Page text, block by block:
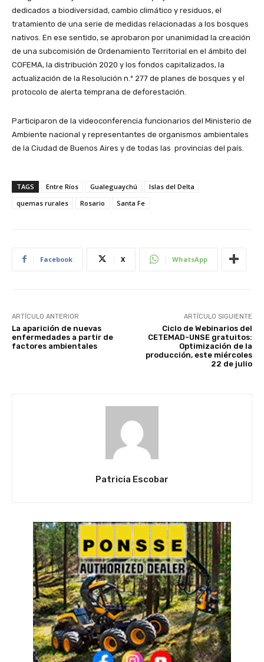
dedicados a biodiversidad, cambio climático y residuos, el
tratamiento de una serie de medidas relacionadas a los bosques
nativos. En ese sentido, se aprobaron por unanimidad la creación
de una subcomisión de Ordenamiento Territorial en el ámbito del
COFEMA, la distribución 2020 y los fondos capitalizados, la
actualización de la Resolución n.º 277 de planes de bosques y el
protocolo de alerta temprana de deforestación.
Participaron de la videoconferencia funcionarios del Ministerio de
Ambiente nacional y representantes de organismos ambientales
de la Ciudad de Buenos Aires y de todas las provincias del país.
TAGS Entre Ríos Gualeguaychú
Islas del Delta
quemas rurales
Rosario Santa Fe
Facebook X WhatsApp
ARTÍCULO ANTERIOR
La aparición de nuevas
enfermedades a partir de
factores ambientales
ARTÍCULO SIGUIENTE
Ciclo de Webinarios del
CETEMAD-UNSE gratuitos:
Optimización de la
producción, este miércoles
22 de julio
Patricia Escobar